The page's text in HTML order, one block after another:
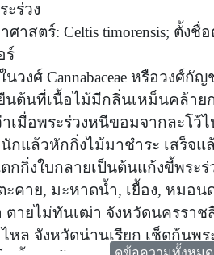
ะร่วง
ศาสตร์: Celtis timorensis; ตั้ง
ร์
นวงศ์ Cannabaceae หรือวงศ์กัญ
นต้นที่เนื้อไม้มีกลิ่นเหม็นคล้าย
าเมื่อพระร่วงหนีขอมจากละโว้
กแล้วหักกิ่งไม้มาชำระ เสร็จแ
กกิ่งใบกลายเป็นต้นแก้งขี้พระร่
คาย, มะหาดน้ำ, เยื้อง, หมอน
ตายไม่ทันเฒ่า จังหวัดนครราช
หล จังหวัดน่านเรียก เช็ดก้นพร
ดูข้อความทั้งหมด